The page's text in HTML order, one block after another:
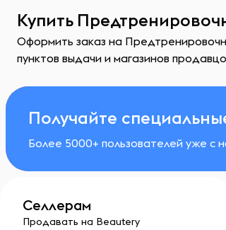
Купить
Оформить заказ на
пунктов выдачи и магазинов
Получайте
Более 5000+ пользователей уже с
Селлерам
Продавать на Beautery